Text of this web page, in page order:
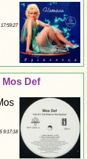
Mos Def
9:17:18